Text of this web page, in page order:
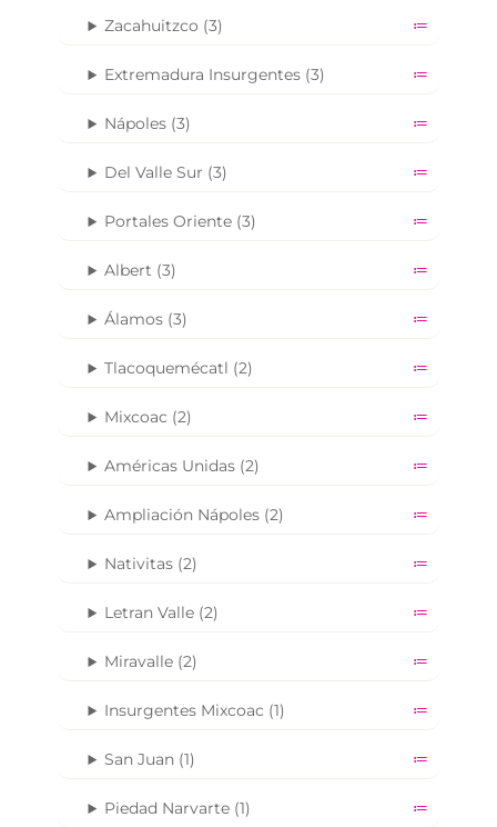
Zacahuitzco (3)
Extremadura Insurgentes (3)
Nápoles (3)
Del Valle Sur (3)
Portales Oriente (3)
Albert (3)
Álamos (3)
Tlacoquemécatl (2)
Mixcoac (2)
Américas Unidas (2)
Ampliación Nápoles (2)
Nativitas (2)
Letran Valle (2)
Miravalle (2)
Insurgentes Mixcoac (1)
San Juan (1)
Piedad Narvarte (1)